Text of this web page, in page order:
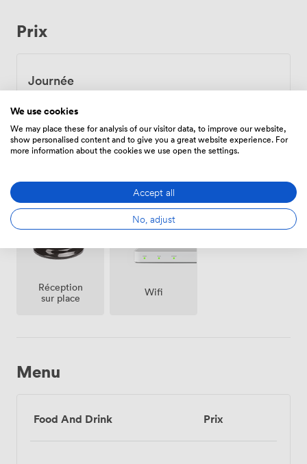
Prix
Journée
Équipements
Réception
sur place
Wifi
Menu
Food And Drink Prix
We use cookies
We may place these for analysis of our visitor data, to improve our website,
show personalised content and to give you a great website experience. For
more information about the cookies we use open the settings.
Accept all
No, adjust